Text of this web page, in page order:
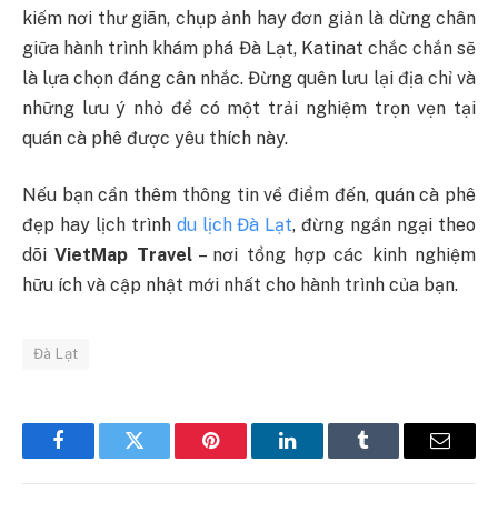
kiếm nơi thư giãn, chụp ảnh hay đơn giản là dừng chân
giữa hành trình khám phá Đà Lạt, Katinat chắc chắn sẽ
là lựa chọn đáng cân nhắc. Đừng quên lưu lại địa chỉ và
những lưu ý nhỏ để có một trải nghiệm trọn vẹn tại
quán cà phê được yêu thích này.
Nếu bạn cần thêm thông tin về điểm đến, quán cà phê
đẹp hay lịch trình du lịch Đà Lạt, đừng ngần ngại theo
dõiVietMap Travel– nơi tổng hợp các kinh nghiệm
hữu ích và cập nhật mới nhất cho hành trình của bạn.
Đà Lạt
FacebookTwitter Pinterest LinkedInTumblr Email